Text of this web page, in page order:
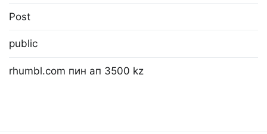
Post
public
rhumbl.com пин ап 3500 kz